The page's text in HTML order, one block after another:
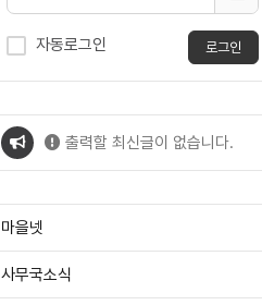
자동로그인 로그인
출력할 최신글이 없습니다.
마을넷
사무국소식